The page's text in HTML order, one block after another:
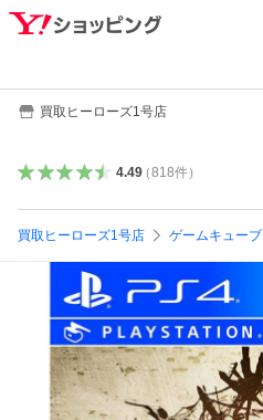
買取ヒーローズ1号店
4.49（818件）
買取ヒーローズ1号店 ゲームキューブ